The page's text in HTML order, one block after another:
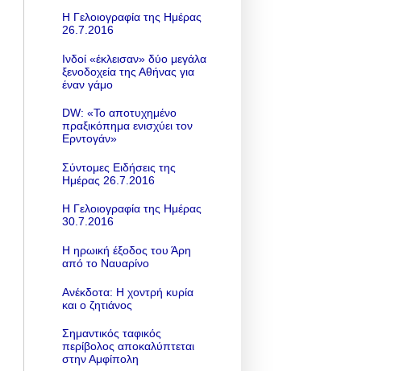
Η Γελοιογραφία της Ημέρας
26.7.2016
Ινδοί «έκλεισαν» δύο μεγάλα
ξενοδοχεία της Αθήνας για
έναν γάμο
DW: «To αποτυχημένο
πραξικόπημα ενισχύει τον
Ερντογάν»
Σύντομες Ειδήσεις της
Ημέρας 26.7.2016
Η Γελοιογραφία της Ημέρας
30.7.2016
Η ηρωική έξοδος του Άρη
από το Ναυαρίνο
Ανέκδοτα: Η χοντρή κυρία
και ο ζητιάνος
Σημαντικός ταφικός
περίβολος αποκαλύπτεται
στην Αμφίπολη